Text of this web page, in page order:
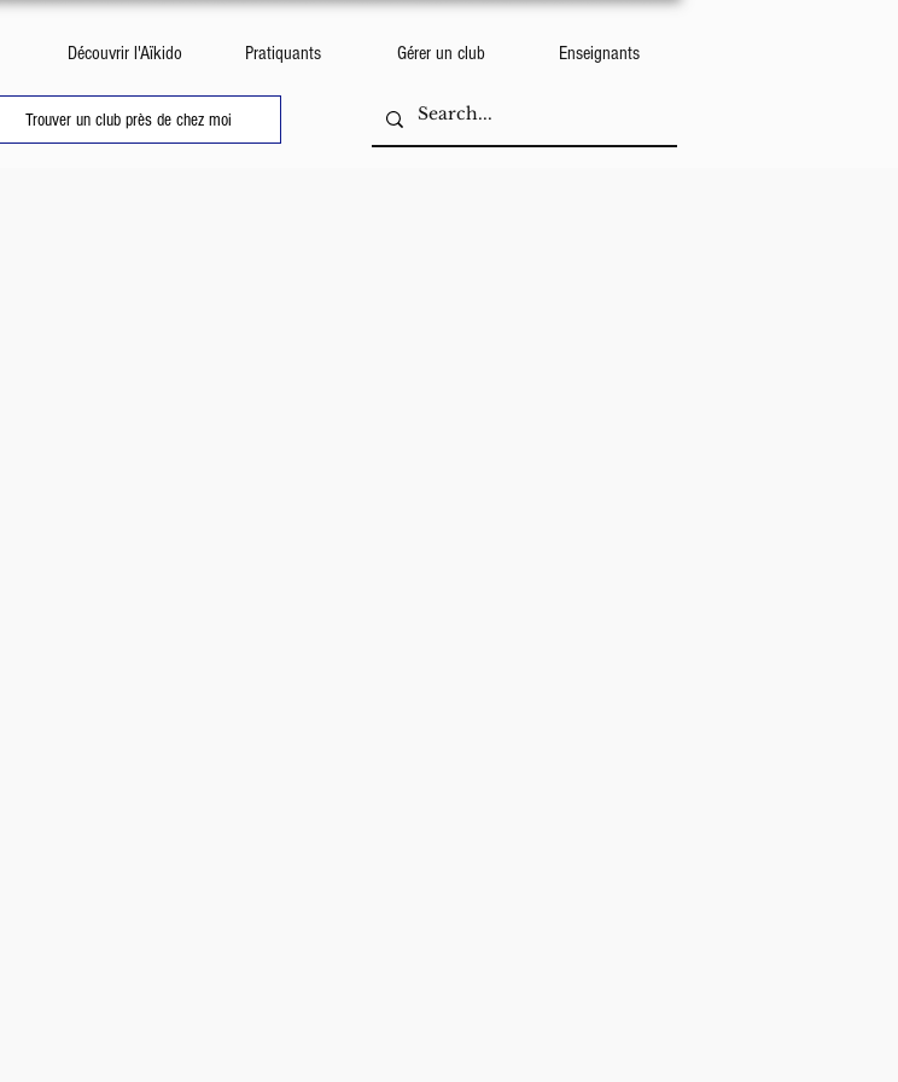
Découvrir l'Aïkido Pratiquants Gérer un club Enseignants
Trouver un club près de chez moi